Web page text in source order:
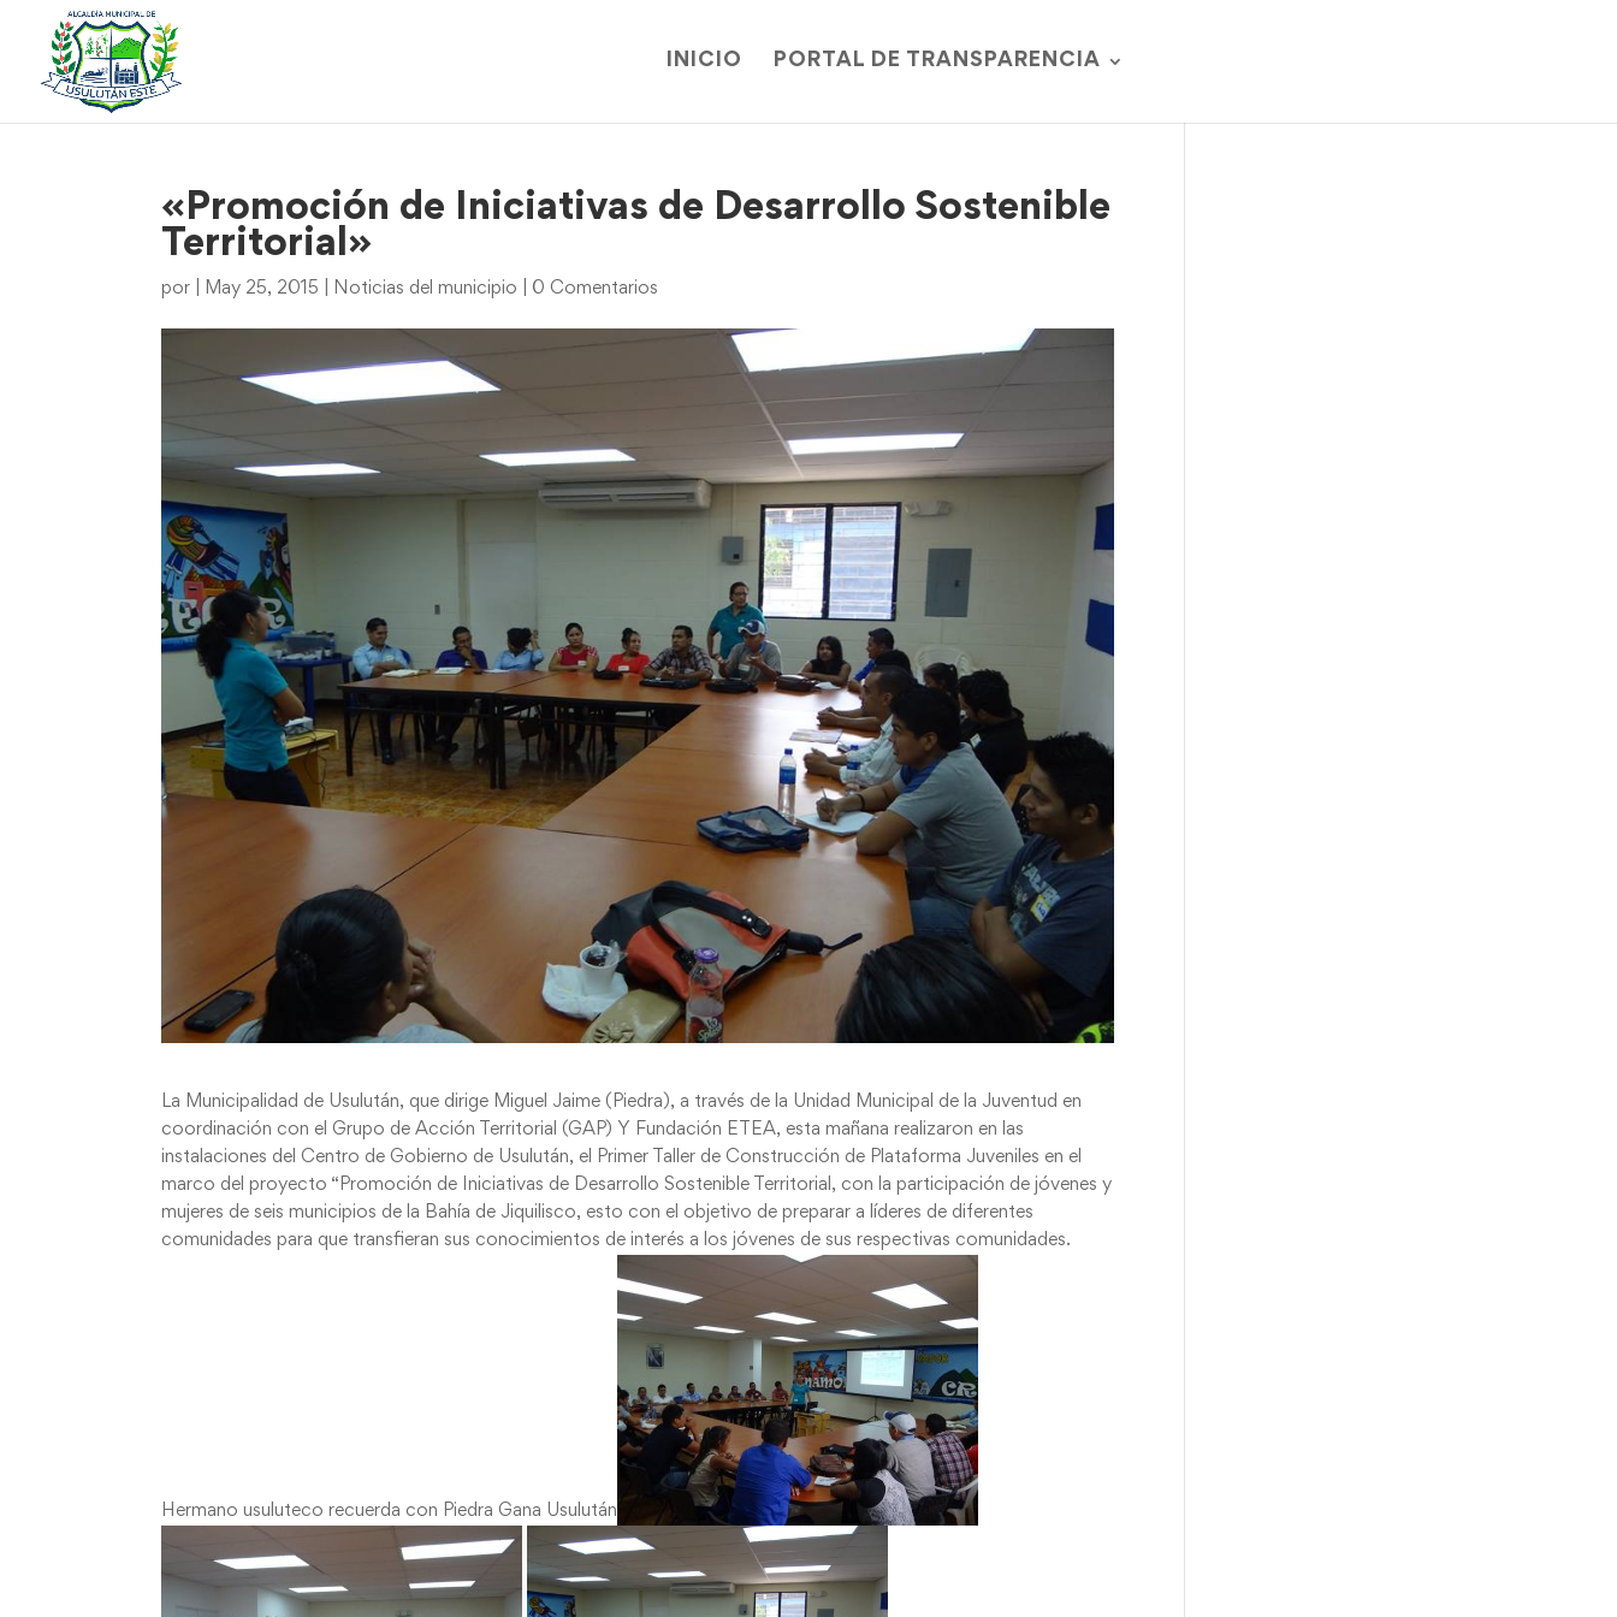
INICIO PORTAL DE TRANSPARENCIA
«Promoción de Iniciativas de Desarrollo Sostenible
Territorial»
por May 25, 2015 Noticias del municipio 0 Comentarios
La Municipalidad de Usulután, que dirige Miguel Jaime (Piedra), a través de la Unidad Municipal de la Juventud en
coordinación con el Grupo de Acción Territorial (GAP) Y Fundación ETEA, esta mañana realizaron en las
instalaciones del Centro de Gobierno de Usulután, el Primer Taller de Construcción de Plataforma Juveniles en el
marco del proyecto “Promoción de Iniciativas de Desarrollo Sostenible Territorial, con la participación de jóvenes y
mujeres de seis municipios de la Bahía de Jiquilisco, esto con el objetivo de preparar a líderes de diferentes
comunidades para que transfieran sus conocimientos de interés a los jóvenes de sus respectivas comunidades.
Hermano usuluteco recuerda con Piedra Gana Usulután